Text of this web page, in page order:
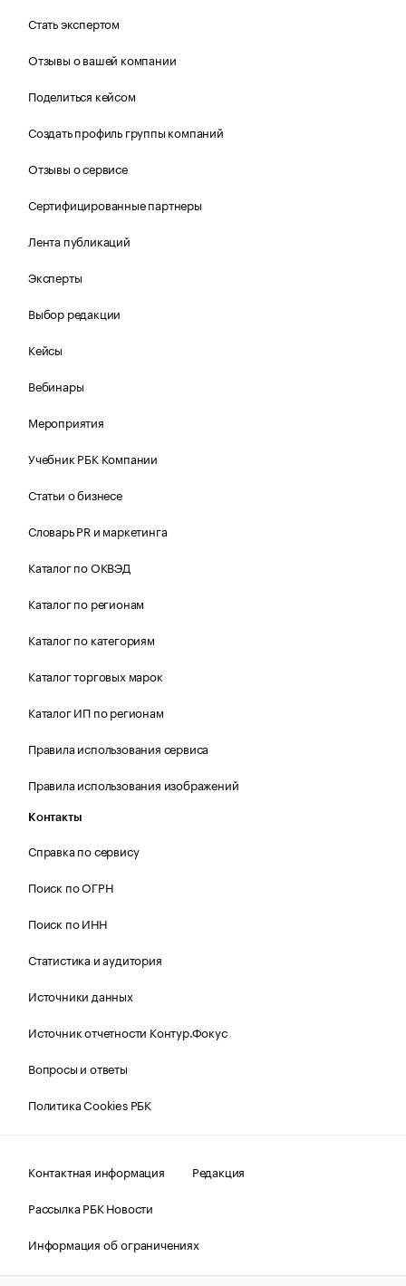
Стать экспертом
Отзывы о вашей компании
Поделиться кейсом
Создать профиль группы компаний
Отзывы о сервисе
Сертифицированные партнеры
Лента публикаций
Эксперты
Выбор редакции
Кейсы
Вебинары
Мероприятия
Учебник РБК Компании
Статьи о бизнесе
Словарь PR и маркетинга
Каталог по ОКВЭД
Каталог по регионам
Каталог по категориям
Каталог торговых марок
Каталог ИП по регионам
Правила использования сервиса
Правила использования изображений
Контакты
Справка по сервису
Поиск по ОГРН
Поиск по ИНН
Статистика и аудитория
Источники данных
Источник отчетности Контур.Фокус
Вопросы и ответы
Политика Cookies РБК
Контактная информация
Редакция
Рассылка РБК Новости
Информация об ограничениях
Правовая информация
О соблюдении авторских прав